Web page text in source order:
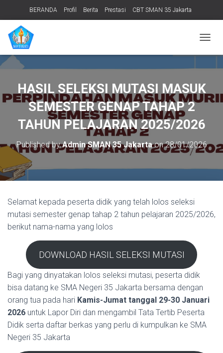
BERANDA Profil Berita Prestasi CBT SMAN 35 Jakarta
PERPUSTAKAAN
O
L
E
N
A
I
HASIL SELEKSI MUTASI MASUK
SEMESTER GENAP TAHAP 2
TAHUN PELAJARAN 2025/2026
Published byAdmin SMAN 35 Jakartaon28/01/2026
Selamat kepada peserta didik yang telah lolos seleksi
mutasi semester genap tahap 2 tahun pelajaran 2025/2026,
berikut nama-nama yang lolos
DOWNLOAD HASIL SELEKSI MUTASI
Bagi yang dinyatakan lolos seleksi mutasi, peserta didik
bisa datang ke SMA Negeri 35 Jakarta bersama dengan
orang tua pada hari Kamis-Jumat tanggal 29-30 Januari
2026 untuk Lapor Diri dan mengambil Tata Tertib Peserta
Didik serta daftar berkas yang perlu di kumpulkan ke SMA
Negeri 35 Jakarta